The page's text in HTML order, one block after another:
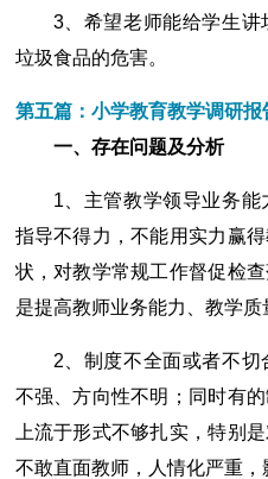
3、希望老师能给学生
垃圾食品的危害。
第五篇：小学教育教学调研报
一、存在问题及分析
1、主管教学领导业务
指导不得力，不能用实力赢
状，对教学常规工作督促检
是提高教师业务能力、教学质
2、制度不全面或者不
不强、方向性不明；同时有
上流于形式不够扎实，特别
不敢直面教师，人情化严重，